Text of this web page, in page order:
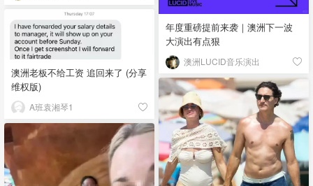
年度重磅提前来袭｜澳洲下一波
大演出有点狠
澳洲LUCID音乐演出
澳洲老板不给工资 追回来了 (分享
维权版)
A班袁湘琴1